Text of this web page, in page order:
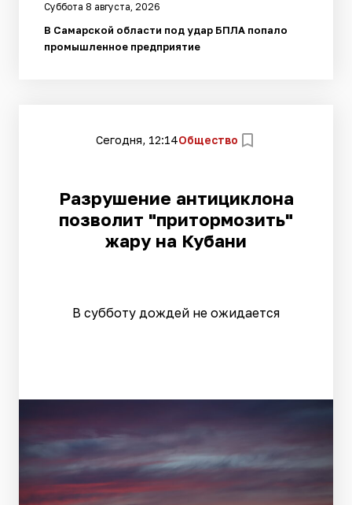
Суббота 8 августа, 2026
В Самарской области под удар БПЛА попало
промышленное предприятие
Сегодня, 12:14Общество
Разрушение антициклона
позволит "притормозить"
жару на Кубани
В субботу дождей не ожидается